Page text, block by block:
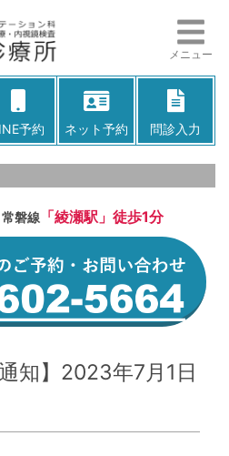
メニュー
予約 ネット予約 問診入力
磐線「綾瀬駅」徒歩1分
知】2023年7月1日